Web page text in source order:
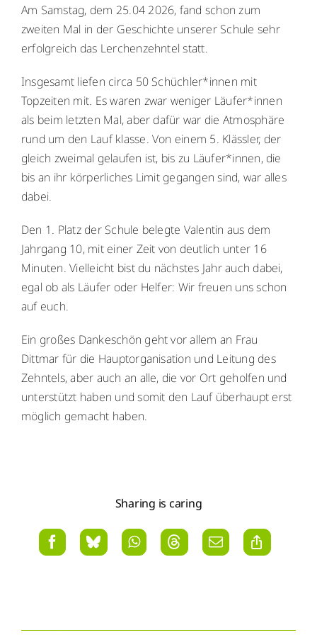
WebUntis WebUntis
Schuldock
Am Samstag, dem 25.04 2026, fand schon zum
zweiten Mal in der Geschichte unserer Schule sehr
erfolgreich das Lerchenzehntel statt.
Insgesamt liefen circa 50 Schüchler*innen mit
Topzeiten mit. Es waren zwar weniger Läufer*innen
als beim letzten Mal, aber dafür war die Atmosphäre
rund um den Lauf klasse. Von einem 5. Klässler, der
gleich zweimal gelaufen ist, bis zu Läufer*innen, die
bis an ihr körperliches Limit gegangen sind, war alles
dabei.
Den 1. Platz der Schule belegte Valentin aus dem
Jahrgang 10, mit einer Zeit von deutlich unter 16
Minuten. Vielleicht bist du nächstes Jahr auch dabei,
egal ob als Läufer oder Helfer: Wir freuen uns schon
auf euch.
Ein großes Dankeschön geht vor allem an Frau
Dittmar für die Hauptorganisation und Leitung des
Zehntels, aber auch an alle, die vor Ort geholfen und
unterstützt haben und somit den Lauf überhaupt erst
möglich gemacht haben.
Sharing is caring